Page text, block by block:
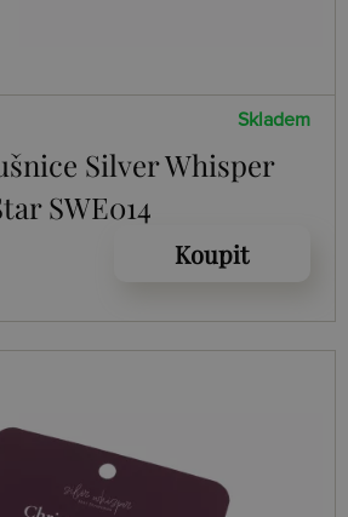
Skladem
Silver Whisper
SWE014
Koupit